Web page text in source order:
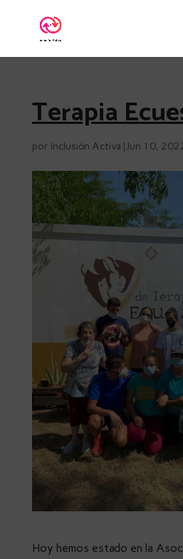
Terapia
por Inclusión Activa |Jun 10,
Hoy hemos estado en la